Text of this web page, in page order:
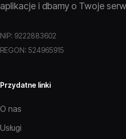
aplikacje i dbamy o Twoje
NIP: 9222883602
REGON: 524965915
Przydatne linki
O nas
Usługi